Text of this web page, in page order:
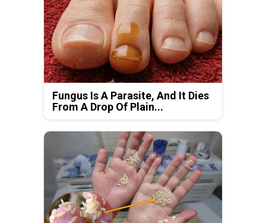
Fungus Is A Parasite, And It Dies
From A Drop Of Plain...